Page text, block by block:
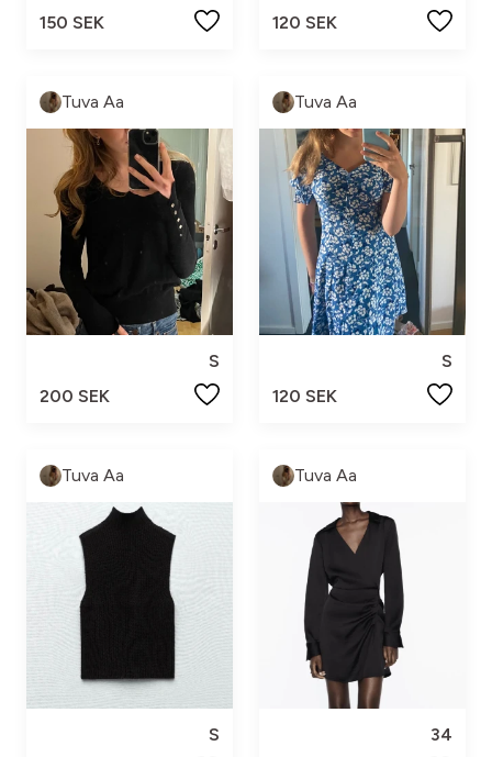
150 SEK
120 SEK
Tuva Aa
S
200 SEK
Tuva Aa
S
120 SEK
Tuva Aa
S
Tuva Aa
34